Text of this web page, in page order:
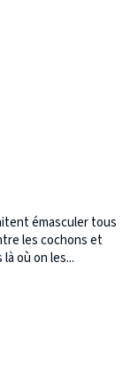
émasculer tous
les cochons et
où on les...